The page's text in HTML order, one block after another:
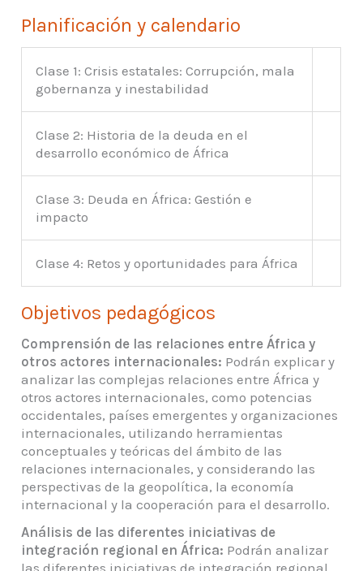
Planificación y calendario
Clase 1: Crisis estatales: Corrupción, mala
gobernanza y inestabilidad
Clase 2: Historia de la deuda en el
desarrollo económico de África
Clase 3: Deuda en África: Gestión e
impacto
Clase 4: Retos y oportunidades para África
Objetivos pedagógicos
Comprensión de las relaciones entre África y
otros actores internacionales: Podrán explicar y
analizar las complejas relaciones entre África y
otros actores internacionales, como potencias
occidentales, países emergentes y organizaciones
internacionales, utilizando herramientas
conceptuales y teóricas del ámbito de las
relaciones internacionales, y considerando las
perspectivas de la geopolítica, la economía
internacional y la cooperación para el desarrollo.
Análisis de las diferentes iniciativas de
integración regional en África: Podrán analizar